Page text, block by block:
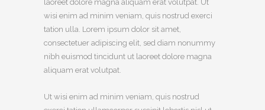
laoreet dolore magna aliquam erat volutpat. Ut
wisi enim ad minim veniam, quis nostrud exerci
tation ulla. Lorem ipsum dolor sit amet,
consectetuer adipiscing elit, sed diam nonummy
nibh euismod tincidunt ut laoreet dolore magna
aliquam erat volutpat.
Ut wisi enim ad minim veniam, quis nostrud